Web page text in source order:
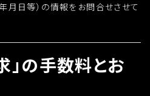
月日等）の情報をお問合せさせて
」の手数料とお